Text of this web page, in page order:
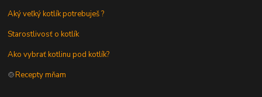
Aký veľký kotlík potrebuješ ?
Starostlivosť o kotlík
Ako vybrať kotlinu pod kotlík?
🍲Recepty mňam